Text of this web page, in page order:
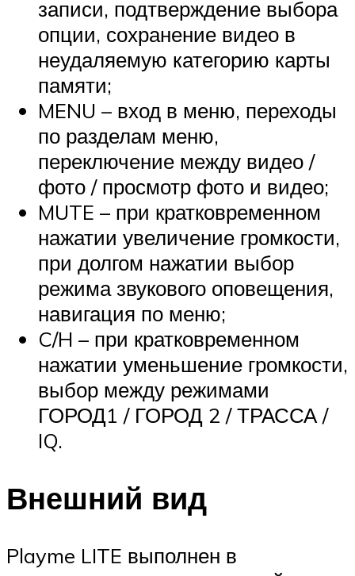
записи, подтверждение выбора
опции, сохранение видео в
неудаляемую категорию карты
памяти;
MENU – вход в меню, переходы
по разделам меню,
переключение между видео /
фото / просмотр фото и видео;
MUTE – при кратковременном
нажатии увеличение громкости,
при долгом нажатии выбор
режима звукового оповещения,
навигация по меню;
C/H – при кратковременном
нажатии уменьшение громкости,
выбор между режимами
ГОРОД1 / ГОРОД 2 / ТРАССА /
IQ.
Внешний вид
Playme LITE выполнен в